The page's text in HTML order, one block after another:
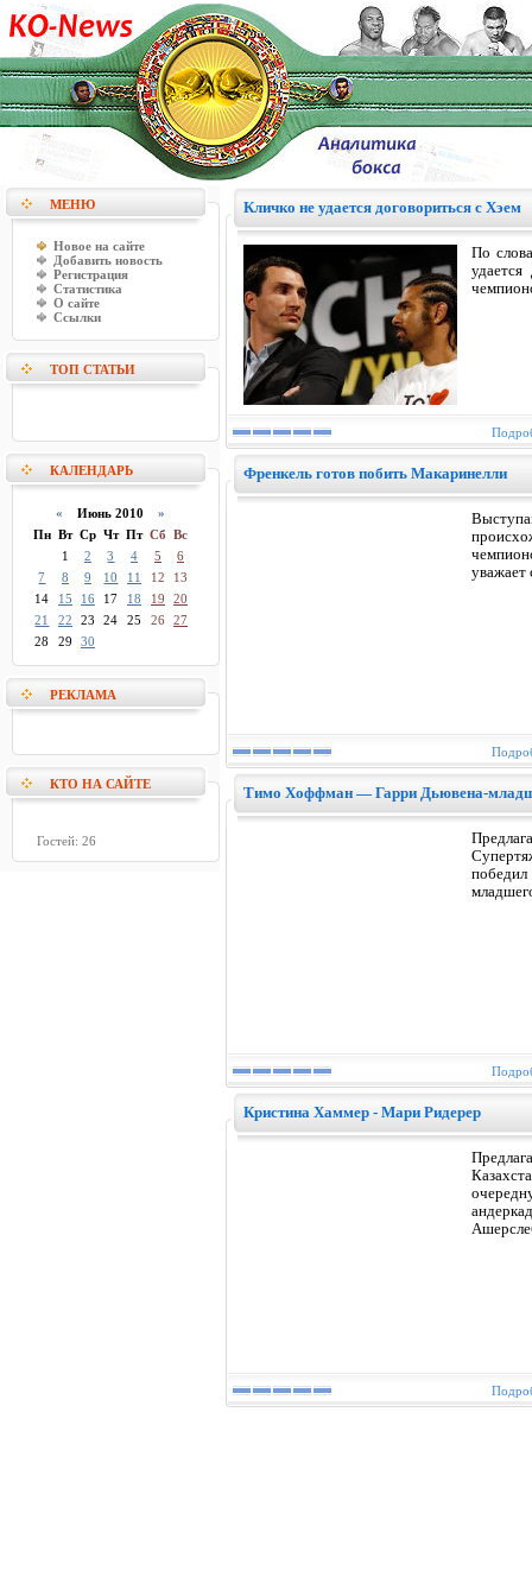
МЕНЮ
Новое на сайте
Добавить новость
Регистрация
Статистика
О сайте
Ссылки
ТОП СТАТЬИ
КАЛЕНДАРЬ
« Июнь 2010 »
Пн Вт Ср Чт Пт Сб Вс
1
2 3 4 5
6
7
8 9 10 11 12
13
14
15 16 17 18 19
20
21
22 23 24 25 26 27
28
29 30
РЕКЛАМА
КТО НА САЙТЕ
Гостей: 26
Кличко не удается договориться с Хэем
По
Френкель готов побить Макаринелли
уважает
Тимо Хоффман — Гарри Дьювена-
победил
Кристина Хаммер - Мари Ридерер